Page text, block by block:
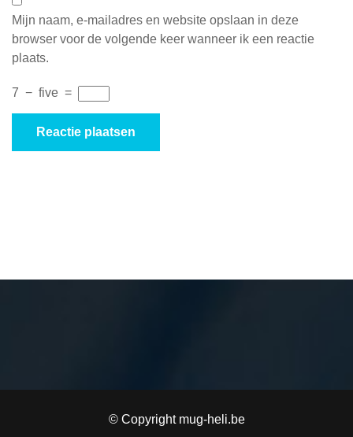
Mijn naam, e-mailadres en website opslaan in deze
browser voor de volgende keer wanneer ik een reactie
plaats.
7 − five =
© Copyright mug-heli.be